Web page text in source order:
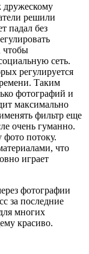
дружескому
решили
падал без
чтобы
сеть.
регулируется
Таким
фотографий и
максимально
фильтр еще
очень гуманно.
потоку.
что
играет
фотографии
за последние
многих
красиво.